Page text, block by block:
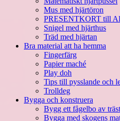
Mus med hjärtöron
PRESENTKORT till
Snigel med hjärthus
Träd med hjärtan
Bra material att ha hemma
Fingerfärg
Papier maché
Play doh
Tips till pysslande och
Trolldeg
Bygga och konstruera
Bygg ett fågelbo av
Bygga med skogens